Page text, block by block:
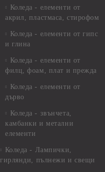
Коледа - елементи от
акрил, пластмаса, стирофом
Коледа - елементи от гипс
и глина
Коледа - елементи от
филц, фоам, плат и прежда
Коледа - елементи от
дърво
Коледа - звънчета,
камбанки и метални
елементи
Коледа - Лампички,
гирлянди, пълнежи и свещи